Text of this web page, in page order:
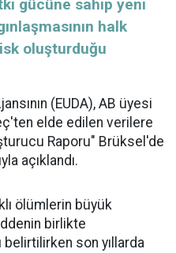
gücüne sahip yeni
halk
oluşturduğu
(EUDA), AB üyesi
elde edilen verilere
Raporu" Brüksel'de
açıklandı.
ölümlerin büyük
birlikte
belirtilirken son yıllarda